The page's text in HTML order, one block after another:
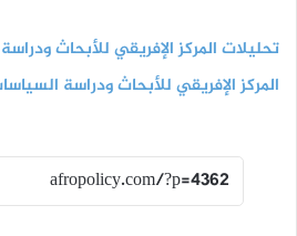
تحليلات المركز الإفريقي للأبحاث
المركز الإفريقي للأبحاث ودراسة